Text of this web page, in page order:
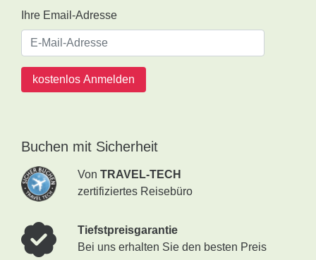
Ihre Email-Adresse
kostenlos Anmelden
Buchen mit Sicherheit
Von TRAVEL-TECH
zertifiziertes Reisebüro
Tiefstpreisgarantie
Bei uns erhalten Sie den besten Preis